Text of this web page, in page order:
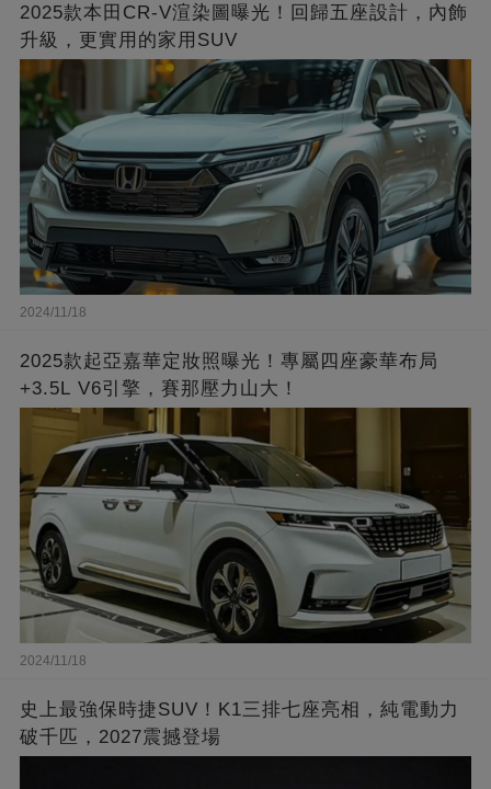
2025款本田CR-V渲染圖曝光！回歸五座設計，內飾
升級，更實用的家用SUV
2024/11/18
2025款起亞嘉華定妝照曝光！專屬四座豪華布局
+3.5L V6引擎，賽那壓力山大！
2024/11/18
史上最強保時捷SUV！K1三排七座亮相，純電動力
破千匹，2027震撼登場